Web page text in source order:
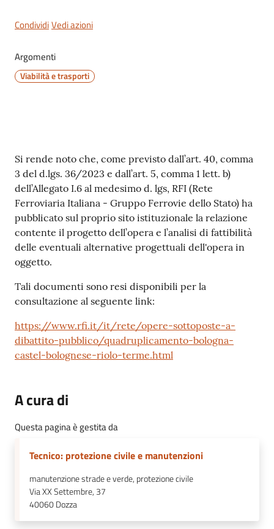
Seguici
su
CondividiVedi azioni
Argomenti
Viabilità e trasporti
Contenuto
Si rende noto che, come previsto dall’art. 40, comma
3 del d.lgs. 36/2023 e dall’art. 5, comma 1 lett. b)
dell’Allegato I.6 al medesimo d. lgs, RFI (Rete
Ferroviaria Italiana - Gruppo Ferrovie dello Stato) ha
pubblicato sul proprio sito istituzionale la relazione
contente il progetto dell’opera e l’analisi di fattibilità
delle eventuali alternative progettuali dell'opera in
oggetto.
Tali documenti sono resi disponibili per la
consultazione al seguente link:
https://www.rfi.it/it/rete/opere-sottoposte-a-
dibattito-pubblico/quadruplicamento-bologna-
castel-bolognese-riolo-terme.html
A cura di
Questa pagina è gestita da
Tecnico: protezione civile e manutenzioni
manutenzione strade e verde, protezione civile
Via XX Settembre, 37
40060Dozza